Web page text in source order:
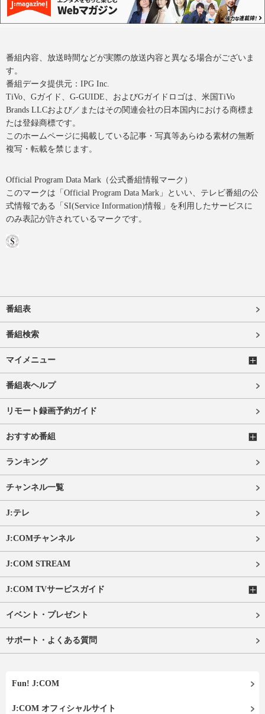
番組内容、放送時間などが実際の放送内容と異なる場合がございま
す。
番組データ提供元：IPG Inc.
TiVo、Gガイド、G-GUIDE、およびGガイドロゴは、米国TiVo
Brands LLCおよび／またはその関連会社の日本国内における商標ま
たは登録商標です。
このホームページに掲載している記事・写真等あらゆる素材の無断
複写・転載を禁じます。
Official Program Data Mark（公式番組情報マーク）
このマークは「Official Program Data Mark」といい、テレビ番組の公
式情報である「SI(Service Information)情報」を利用したサービスに
のみ表記が許されているマークです。
番組表
番組検索
マイメニュー
番組表ヘルプ
リモート録画予約ガイド
おすすめ番組
ランキング
チャンネル一覧
J:テレ
J:COMチャンネル
J:COM STREAM
J:COM TVサービスガイド
イベント・プレゼント
サポート・よくある質問
Fun! J:COM
J:COM オフィシャルサイト